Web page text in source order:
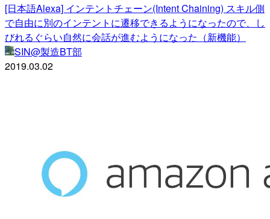
[日本語Alexa] インテントチェーン(Intent Chaining) スキル側
で自由に別のインテントに遷移できるようになったので、し
びれるぐらい自然に会話が進むようになった（新機能）
SIN@製造BT部
2019.03.02